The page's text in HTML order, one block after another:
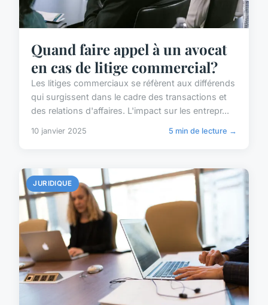
Quand faire appel à un avocat
en cas de litige commercial?
Les litiges commerciaux se réfèrent aux différends
qui surgissent dans le cadre des transactions et
des relations d'affaires. L'impact sur les entrepr...
10 janvier 2025 5 min de lecture →
JURIDIQUE